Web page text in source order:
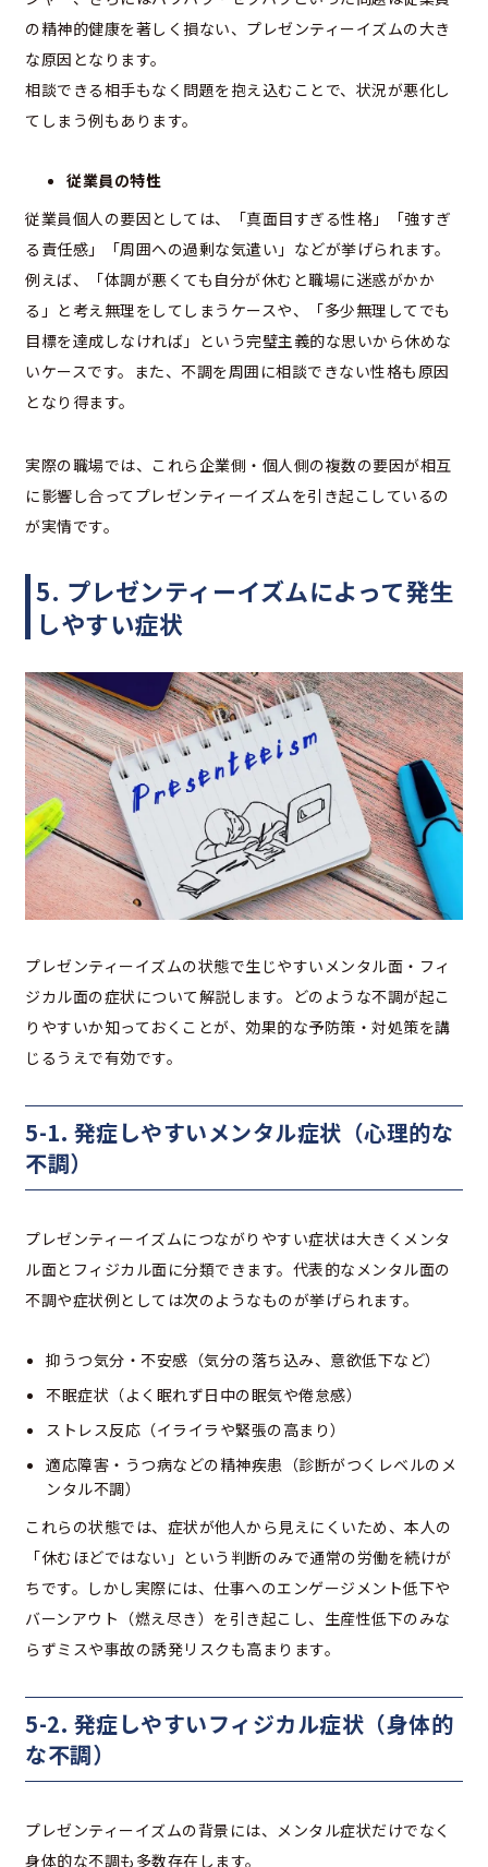
の精神的健康を著しく損ない、プレゼンティーイズムの大き
な原因となります。
相談できる相手もなく問題を抱え込むことで、状況が悪化し
てしまう例もあります。
従業員の特性
従業員個人の要因としては、「真面目すぎる性格」「強すぎ
る責任感」「周囲への過剰な気遣い」などが挙げられます。
例えば、「体調が悪くても自分が休むと職場に迷惑がかか
る」と考え無理をしてしまうケースや、「多少無理してでも
目標を達成しなければ」という完璧主義的な思いから休めな
いケースです。また、不調を周囲に相談できない性格も原因
となり得ます。
実際の職場では、これら企業側・個人側の複数の要因が相互
に影響し合ってプレゼンティーイズムを引き起こしているの
が実情です。
5. プレゼンティーイズムによって発生
しやすい症状
プレゼンティーイズムの状態で生じやすいメンタル面・フィ
ジカル面の症状について解説します。どのような不調が起こ
りやすいか知っておくことが、効果的な予防策・対処策を講
じるうえで有効です。
5-1. 発症しやすいメンタル症状（心理的な
不調）
プレゼンティーイズムにつながりやすい症状は大きくメンタ
ル面とフィジカル面に分類できます。代表的なメンタル面の
不調や症状例としては次のようなものが挙げられます。
抑うつ気分・不安感（気分の落ち込み、意欲低下など）
不眠症状（よく眠れず日中の眠気や倦怠感）
ストレス反応（イライラや緊張の高まり）
適応障害・うつ病などの精神疾患（診断がつくレベルのメ
ンタル不調）
これらの状態では、症状が他人から見えにくいため、本人の
「休むほどではない」という判断のみで通常の労働を続けが
ちです。しかし実際には、仕事へのエンゲージメント低下や
バーンアウト（燃え尽き）を引き起こし、生産性低下のみな
らずミスや事故の誘発リスクも高まります。
5-2. 発症しやすいフィジカル症状（身体的
な不調）
プレゼンティーイズムの背景には、メンタル症状だけでなく
身体的な不調も多数存在します。